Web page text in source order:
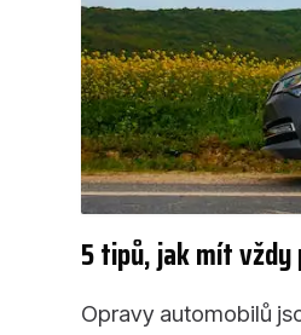
5 tipů, jak mít vždy
Opravy automobilů